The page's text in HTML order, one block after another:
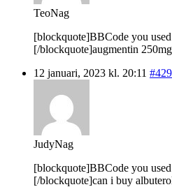
TeoNag
[blockquote]BBCode you
[/blockquote]augmentin
12 januari, 2023 kl. 20:11
JudyNag
[blockquote]BBCode you
[/blockquote]can i buy